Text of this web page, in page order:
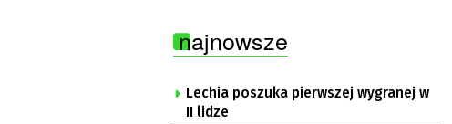
najnowsze
Lechia poszuka pierwszej wygranej w
II lidze